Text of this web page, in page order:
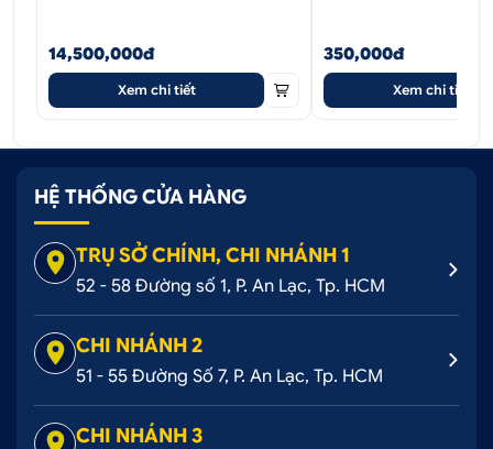
14,500,000đ
Xem chi tiết
350,000đ
Xem chi tiết
HỆ THỐNG CỬA HÀNG
TRỤ SỞ CHÍNH, CHI NHÁNH 1
52 - 58 Đường số 1, P. An Lạc, Tp. HCM
CHI NHÁNH 2
51 - 55 Đường Số 7, P. An Lạc, Tp. HCM
CHI NHÁNH 3